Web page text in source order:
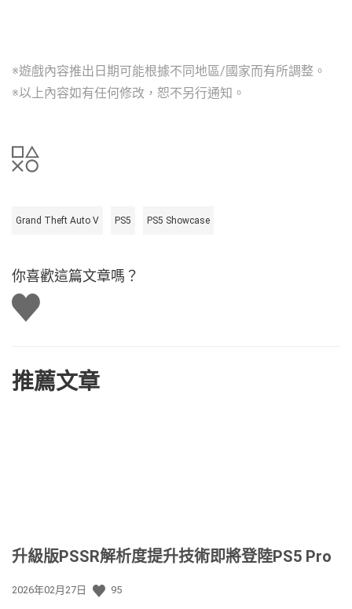
※遊戲內容推出日期可能根據不同地區/國家而有所調整。
※以上內容如有任何修改，恕不另行通知。
Grand Theft Auto V PS5 PS5 Showcase
你喜歡這篇文章嗎？
讚
推薦文章
升級版PSSR解析度提升技術即將登陸PS5 Pro
發
2026年02月27日 95